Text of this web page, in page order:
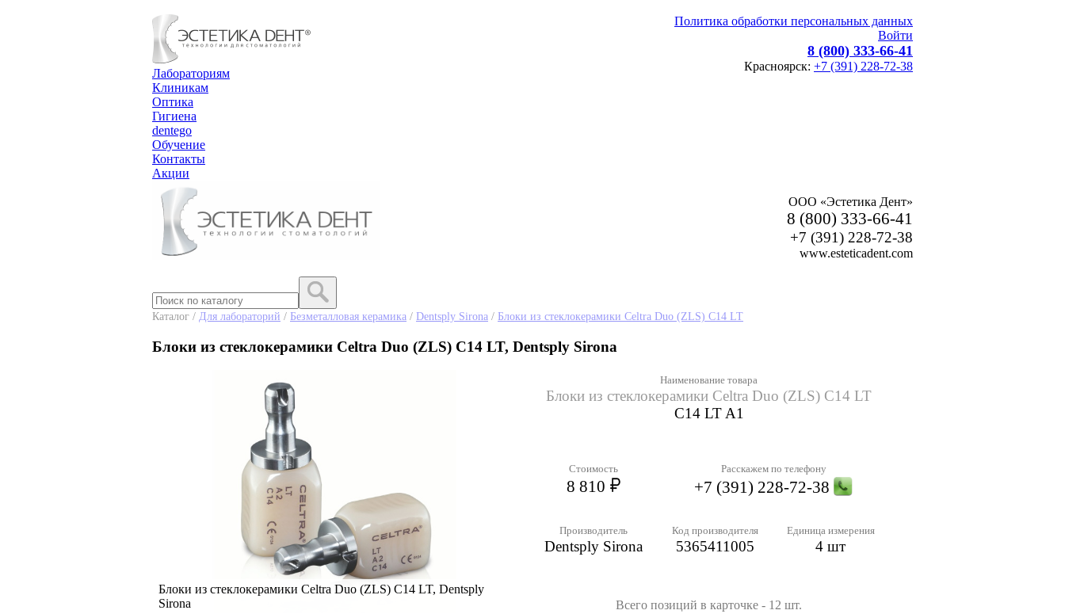
Политика обработки персональных данных
Войти
8 (800) 333-66-41
Красноярск: +7 (391) 228-72-38
Лабораториям
Клиникам
Оптика
Гигиена
dentego
Обучение
Контакты
Акции
ООО «Эстетика Дент»
8 (800) 333-66-41
+7 (391) 228-72-38
www.esteticadent.com
Каталог / Для лабораторий / Безметалловая керамика / Dentsply Sirona / Блоки из стеклокерамики Celtra Duo (ZLS) C14 LT
Блоки из стеклокерамики Celtra Duo (ZLS) C14 LT, Dentsply Sirona
Блоки из стеклокерамики Celtra Duo (ZLS) C14 LT, Dentsply
Sirona
Наименование товара
Блоки из стеклокерамики Celtra Duo (ZLS) C14 LT
C14 LT A1
Стоимость
8 810
Расскажем по телефону
+7 (391) 228-72-38
Производитель
Dentsply Sirona
Код производителя
5365411005
Единица измерения
4 шт
Всего позиций в карточке - 12 шт.